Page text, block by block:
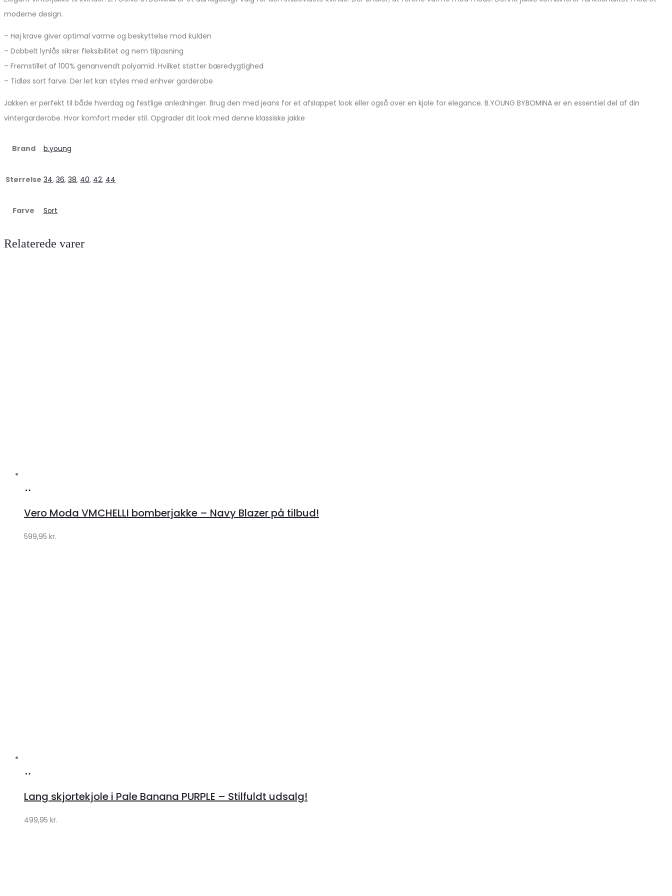
moderne design.
– Høj krave giver optimal varme og beskyttelse mod kulden
– Dobbelt lynlås sikrer fleksibilitet og nem tilpasning
– Fremstillet af 100% genanvendt polyamid. Hvilket støtter bæredygtighed
– Tidløs sort farve. Der let kan styles med enhver garderobe
Jakken er perfekt til både hverdag og festlige anledninger. Brug den med jeans for et afslappet look eller også over en kjole for elegance. B.YOUNG BYBOMINA er en essentiel del af din
vintergarderobe. Hvor komfort møder stil. Opgrader dit look med denne klassiske jakke
Brand b.young
Størrelse 34, 36, 38, 40, 42, 44
Farve Sort
Relaterede varer
Klædeskabet.dk
Vero Moda VMCHELLI bomberjakke – Navy Blazer på tilbud!
599,95 kr.
Klædeskabet.dk
Lang skjortekjole i Pale Banana PURPLE – Stilfuldt udsalg!
499,95 kr.